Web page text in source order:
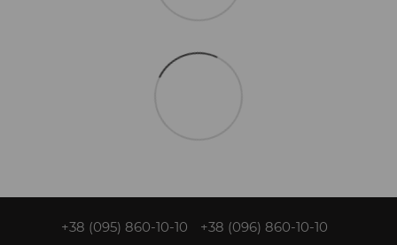
+38 (095) 860-10-10
+38 (096) 860-10-10